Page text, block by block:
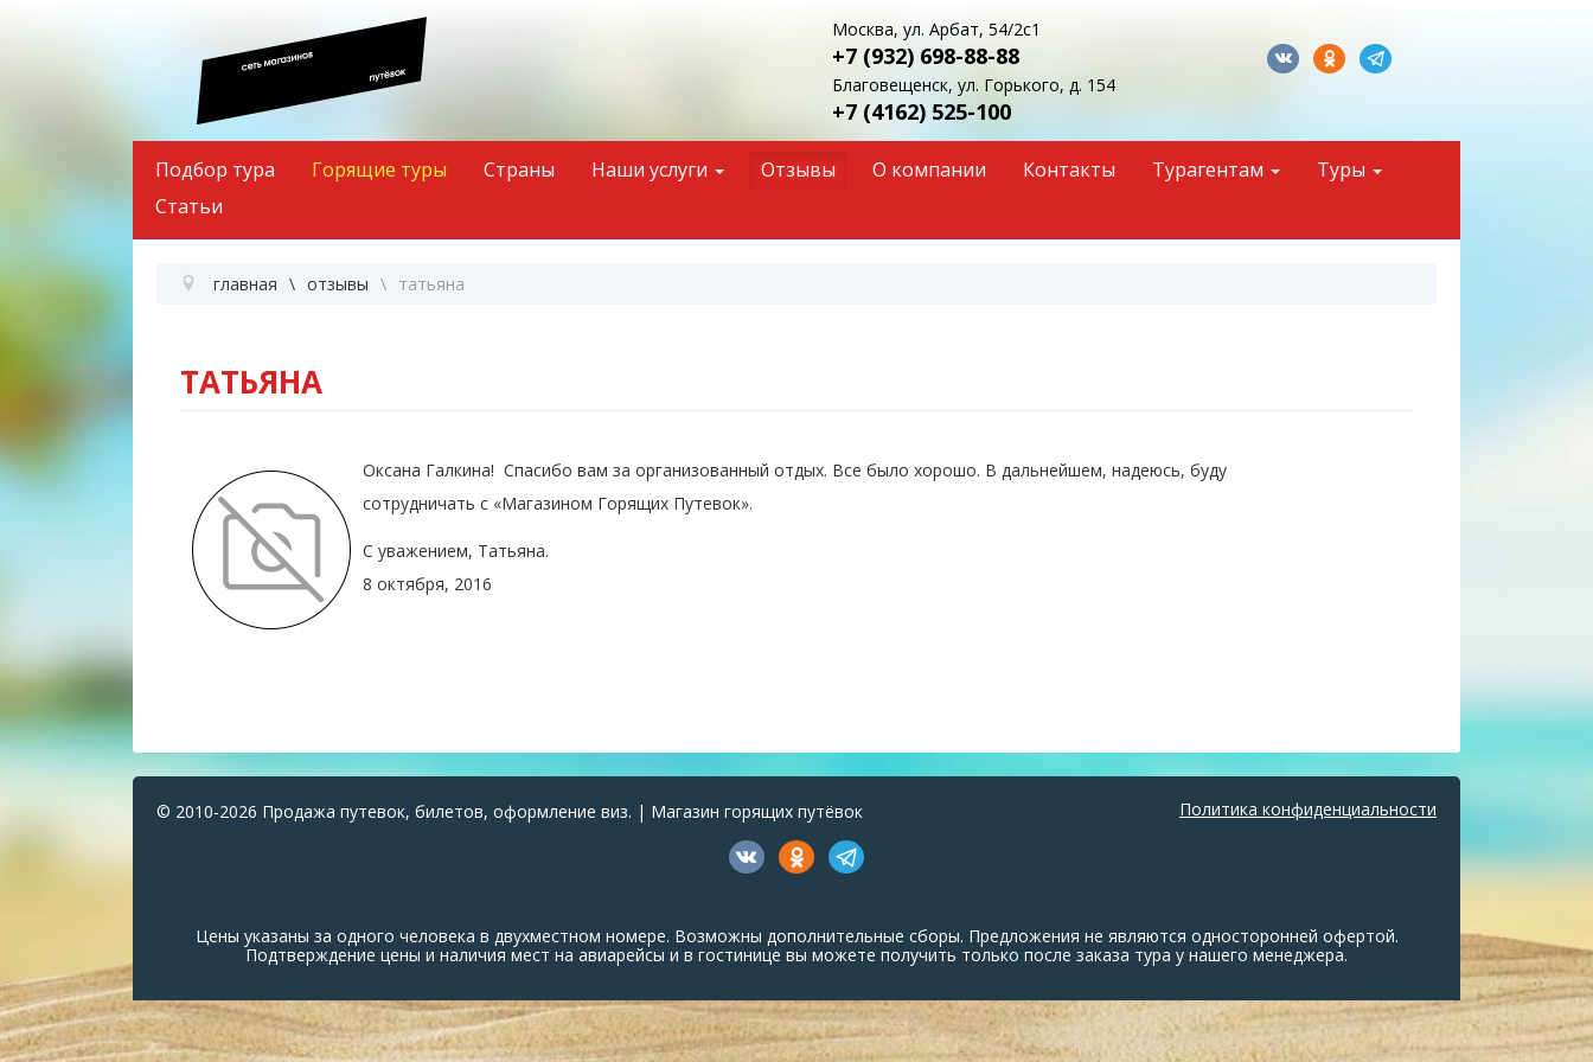
Москва, ул. Арбат, 54/2с1
+7 (932) 698-88-88
Благовещенск, ул. Горького, д. 154
+7 (4162) 525-100
Подбор тура Горящие туры Страны Наши услуги Отзывы О компании Контакты Турагентам
Туры
Статьи
главная отзывы татьяна
ТАТЬЯНА
Оксана Галкина! Спасибо вам за организованный отдых. Все было хорошо. В дальнейшем, надеюсь, буду
сотрудничать с «Магазином Горящих Путевок».
С уважением, Татьяна.
8 октября, 2016
© 2010-2026 Продажа путевок, билетов, оформление виз. | Магазин горящих путёвок Политика конфиденциальности
Цены указаны за одного человека в двухместном номере. Возможны дополнительные сборы. Предложения не являются односторонней офертой.
Подтверждение цены и наличия мест на авиарейсы и в гостинице вы можете получить только после заказа тура у нашего менеджера.